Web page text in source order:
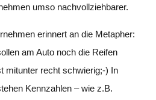
umso nachvollziehbarer.
erinnert an die Metapher:
am Auto noch die Reifen
mitunter recht schwierig;-) In
Kennzahlen – wie z.B.